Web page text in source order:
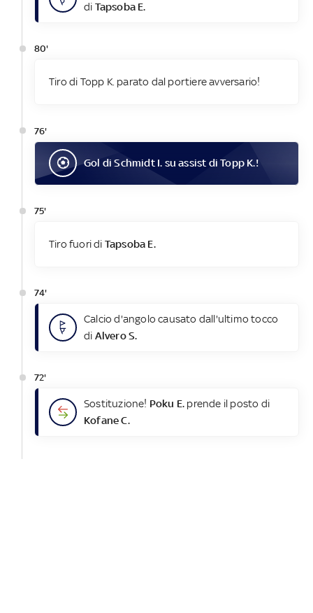
di Tapsoba E.
80'
Tiro di Topp K. parato dal portiere avversario!
76'
Gol diSchmidt I. su assist diTopp K.!
75'
Tiro fuori di Tapsoba E.
74'
Calcio d'angolo causato dall'ultimo tocco
di Alvero S.
72'
Sostituzione! Poku E. prende il posto di
Kofane C.